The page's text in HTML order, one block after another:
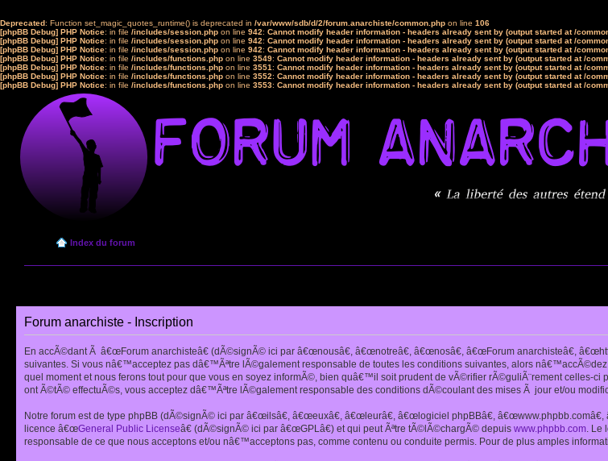
Deprecated: Function set_magic_quotes_runtime() is deprecated in /var/www/sdb/d/2/forum.anarchiste/common.php on line 106
[phpBB Debug] PHP Notice: in file /includes/session.php on line 942: Cannot modify header information - headers already sent by (output started at /
[phpBB Debug] PHP Notice: in file /includes/session.php on line 942: Cannot modify header information - headers already sent by (output started at /
[phpBB Debug] PHP Notice: in file /includes/session.php on line 942: Cannot modify header information - headers already sent by (output started at /
[phpBB Debug] PHP Notice: in file /includes/functions.php on line 3549: Cannot modify header information - headers already sent by (output started at /
[phpBB Debug] PHP Notice: in file /includes/functions.php on line 3551: Cannot modify header information - headers already sent by (output started at /
[phpBB Debug] PHP Notice: in file /includes/functions.php on line 3552: Cannot modify header information - headers already sent by (output started at /
[phpBB Debug] PHP Notice: in file /includes/functions.php on line 3553: Cannot modify header information - headers already sent by (output started at /
Index du forum
Forum anarchiste - Inscription
En accÃ©dant Ã â€œForum anarchisteâ€ (dÃ©signÃ© ici par â€œnousâ€, â€œnotreâ€, â€œnosâ€, â€œForum anarchisteâ€,
suivantes. Si vous nâ€™acceptez pas dâ€™Ãªtre lÃ©galement responsable de toutes les conditions suivantes, alors
quel moment et nous ferons tout pour que vous en soyez informÃ©, bien quâ€™il soit prudent de vÃ©rifier rÃ©guliÃ¨rement celles-
ont Ã©tÃ© effectuÃ©s, vous acceptez dâ€™Ãªtre lÃ©galement responsable des conditions dÃ©coulant des mises Ã jour et/ou
Notre forum est de type phpBB (dÃ©signÃ© ici par â€œilsâ€, â€œeuxâ€, â€œleurâ€, â€œlogiciel phpBBâ€,
licence â€œGeneral Public Licenseâ€ (dÃ©signÃ© ici par â€œGPLâ€) et qui peut Ãªtre tÃ©lÃ©chargÃ© depuis www.phpbb.com. Le
responsable de ce que nous acceptons et/ou nâ€™acceptons pas, comme contenu ou conduite permis. Pour de plus amples